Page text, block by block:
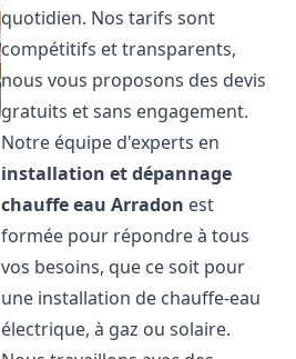
quotidien. Nos tarifs sont
compétitifs et transparents,
nous vous proposons des devis
gratuits et sans engagement.
Notre équipe d'experts en
installation et dépannage
chauffe eau Arradon est
formée pour répondre à tous
vos besoins, que ce soit pour
une installation de chauffe-eau
électrique, à gaz ou solaire.